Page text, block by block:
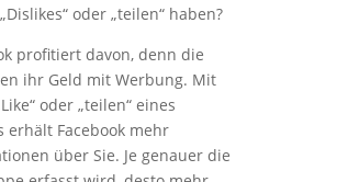
„Dislikes“ oder „teilen“ haben?
profitiert davon, denn die
ihr Geld mit Werbung. Mit
oder „teilen“ eines
erhält Facebook mehr
über Sie. Je genauer die